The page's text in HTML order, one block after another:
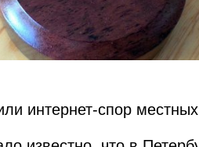
интернет-спор